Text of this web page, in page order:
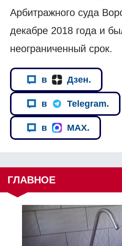
Арбитражного суда
декабре 2018 года и
неограниченный срок.
в Дзен.
в Telegram.
в MAX.
ГЛАВНОЕ